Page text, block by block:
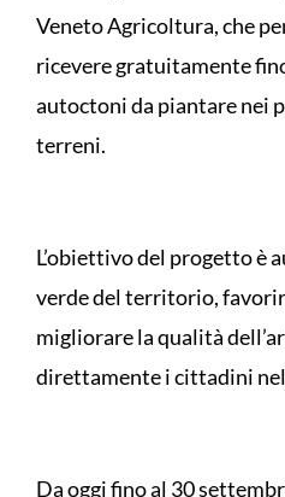
Veneto Agricoltura, che
ricevere gratuitamente
autoctoni da piantare nei
terreni.
L’obiettivo del progetto è
verde del territorio,
migliorare la qualità
direttamente i cittadini
Da oggi fino al 30